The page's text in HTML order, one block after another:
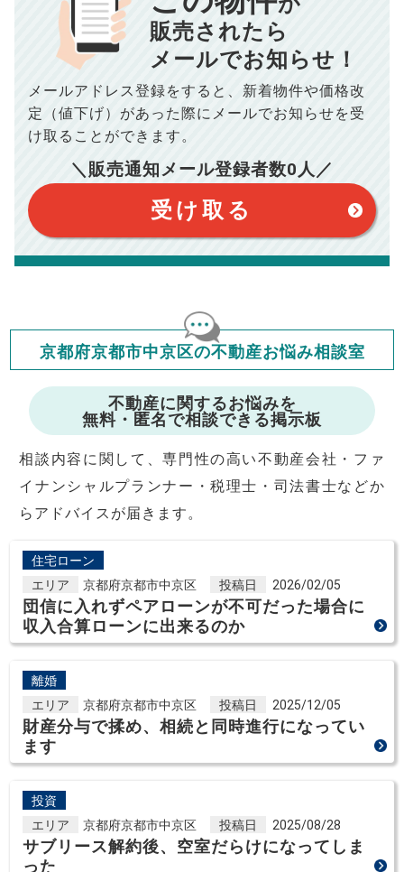
毎月の支払額 834
年間の支払額 10,005 円
総支払額 100,050 円
このシミュレーターは元利均等返済方式で試算しています。
このシミュレーターは、四捨五入にて計算しております。
このシミュレーターはお借り入れの全期間で金利が変わらない設
このシミュレーターでの結果は、お借り入れを保証するものでは
ありません。
このシミュレーターをご利用された方の、いかなる損害について
ますが、お借り入れの際に各金融機関にご相談ください。
会員マイページでは
修繕費・管理費の計算もできます
■売買契約書印紙／ 0
■抵当権抹消費用／0万円
※購入価格よりも売却価格が高い場合、譲渡所得税が発生する
場合がございます。詳しくは最寄りの税務署などにご確認く
※シミュレーター結果はあくまでも概算であり、手残り金額を
保証するものではございません。
※上記売却費用には、住所変更登記の費用、引っ越し費用、住
宅ローンの一括繰上返済の手数料等は含まれておりませんの
で予めご了承ください。
※仲介手数料は宅地建物取引業法で定められた上限で計算して
おります。（物件価格×3%＋6万円＋消費税）
販売されたら
メールでお知らせ！
メールアドレス登録をすると、 新着物件や価格改
定（値下げ）があった際に メールでお知らせを受
け取ることができます。
＼販売通知メール登録者数0人／
受け取る
京都府京都市中京区の不動産お悩み相談室
不動産に関するお悩みを
無料・匿名で相談できる掲示板
相談内容に関して、専門性の高い不動産会社・ファ
イナンシャルプランナー・税理士・司法書士などか
らアドバイスが届きます。
住宅ローン
エリア
京都府京都市中京区 投稿日 2026/02/05
団信に入れずペアローンが不可だった場合に
収入合算ローンに出来るのか
離婚
エリア
京都府京都市中京区 投稿日 2025/12/05
財産分与で揉め、相続と同時進行になってい
ます
投資
エリア
京都府京都市中京区 投稿日 2025/08/28
サブリース解約後、空室だらけになってしま
った